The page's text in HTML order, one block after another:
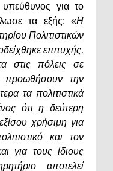
υπεύθυνος για το
τα εξής: «Η
Πολιτιστικών
επιτυχής,
στις πόλεις σε
την
τα πολιτιστικά
ότι η δεύτερη
χρήσιμη για
και τον
για τους ίδιους
αποτελεί